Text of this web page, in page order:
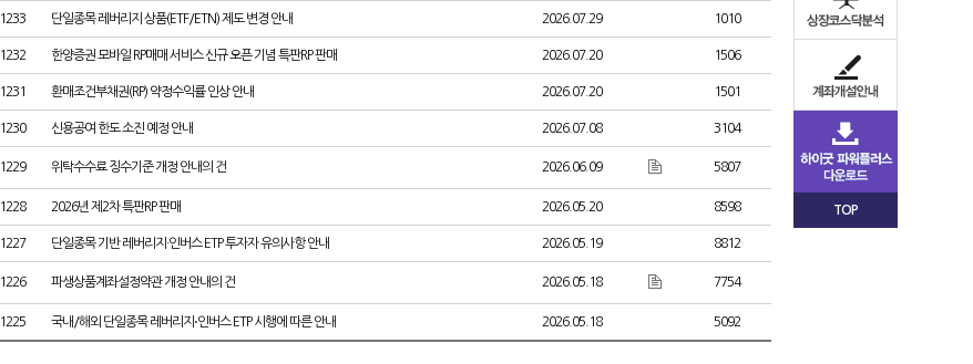
1233 단일종목 레버리지 상품(ETF/ETN) 제도 변경 안내 2026.07.29 1010
1232 한양증권 모바일 RP매매 서비스 신규 오픈 기념 특판RP 판매 2026.07.20 1506
1231 환매조건부채권(RP) 약정수익률 인상 안내 2026.07.20 1501
1230 신용공여 한도 소진 예정 안내 2026.07.08 3104
1229 위탁수수료 징수기준 개정 안내의 건 2026.06.09 5807
1228 2026년 제2차 특판RP 판매 2026.05.20 8598
1227 단일종목 기반 레버리지·인버스 ETP 투자자 유의사항 안내 2026.05.19 8812
1226 파생상품계좌설정약관 개정 안내의 건 2026.05.18 7754
1225 국내/해외 단일종목 레버리지⋅인버스 ETP 시행에 따른 안내 2026.05.18 5092
TOP